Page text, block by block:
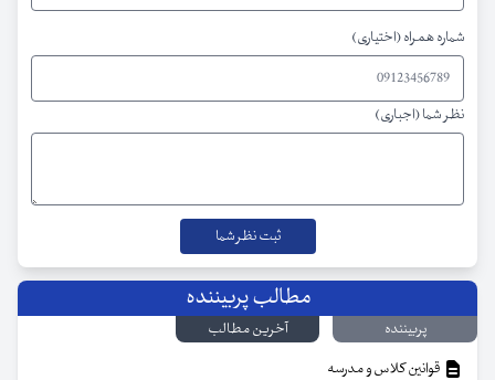
شماره همراه (اختیاری)
نظر شما (اجباری)
مطالب پربیننده
پربیننده
آخرین مطالب
قوانین کلاس و مدرسه